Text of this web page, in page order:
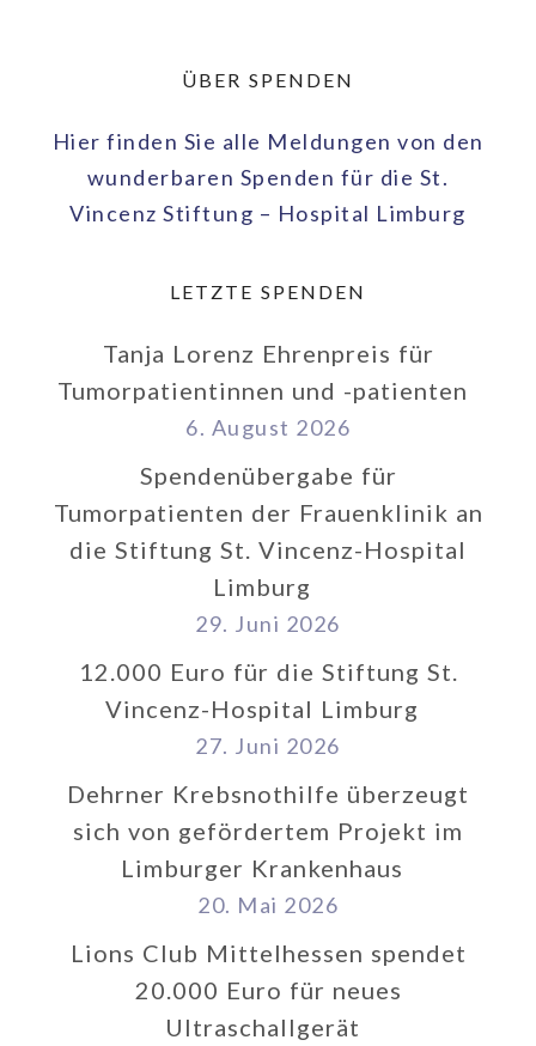
ÜBER SPENDEN
Hier finden Sie alle Meldungen von den
wunderbaren Spenden für die St.
Vincenz Stiftung – Hospital Limburg
LETZTE SPENDEN
Tanja Lorenz Ehrenpreis für
Tumorpatientinnen und -patienten
6. August 2026
Spendenübergabe für
Tumorpatienten der Frauenklinik an
die Stiftung St. Vincenz-Hospital
Limburg
29. Juni 2026
12.000 Euro für die Stiftung St.
Vincenz-Hospital Limburg
27. Juni 2026
Dehrner Krebsnothilfe überzeugt
sich von gefördertem Projekt im
Limburger Krankenhaus
20. Mai 2026
Lions Club Mittelhessen spendet
20.000 Euro für neues
Ultraschallgerät